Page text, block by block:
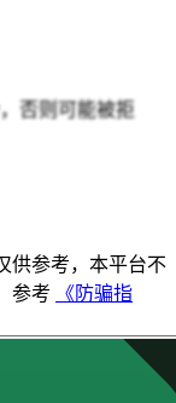
否则可能被拒
供参考，本平台不
参考
《防骗指